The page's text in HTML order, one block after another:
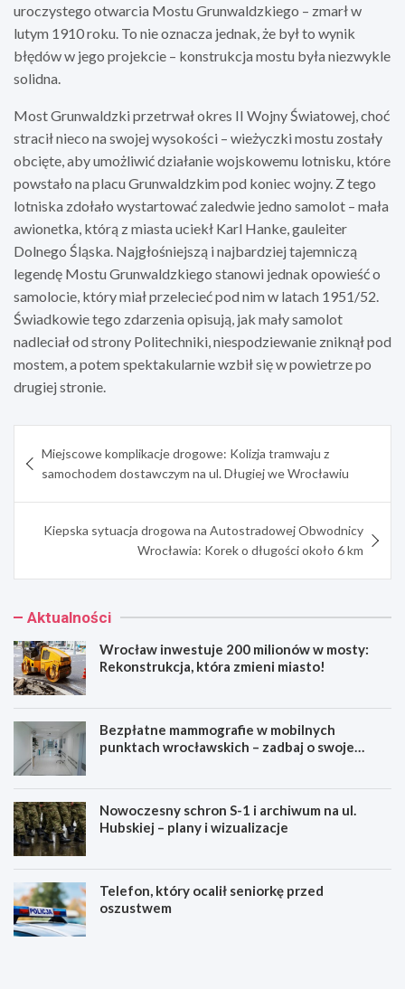
uroczystego otwarcia Mostu Grunwaldzkiego – zmarł w
lutym 1910 roku. To nie oznacza jednak, że był to wynik
błędów w jego projekcie – konstrukcja mostu była niezwykle
solidna.
Most Grunwaldzki przetrwał okres II Wojny Światowej, choć
stracił nieco na swojej wysokości – wieżyczki mostu zostały
obcięte, aby umożliwić działanie wojskowemu lotnisku, które
powstało na placu Grunwaldzkim pod koniec wojny. Z tego
lotniska zdołało wystartować zaledwie jedno samolot – mała
awionetka, którą z miasta uciekł Karl Hanke, gauleiter
Dolnego Śląska. Najgłośniejszą i najbardziej tajemniczą
legendę Mostu Grunwaldzkiego stanowi jednak opowieść o
samolocie, który miał przelecieć pod nim w latach 1951/52.
Świadkowie tego zdarzenia opisują, jak mały samolot
nadleciał od strony Politechniki, niespodziewanie zniknął pod
mostem, a potem spektakularnie wzbił się w powietrze po
drugiej stronie.
wpisu
Miejscowe komplikacje drogowe: Kolizja tramwaju z
samochodem dostawczym na ul. Długiej we Wrocławiu
Kiepska sytuacja drogowa na Autostradowej Obwodnicy
Wrocławia: Korek o długości około 6 km
Aktualności
Wrocław inwestuje 200 milionów w mosty:
Rekonstrukcja, która zmieni miasto!
Bezpłatne mammografie w mobilnych
punktach wrocławskich – zadbaj o swoje
Nowoczesny schron S-1 i archiwum na ul.
Hubskiej – plany i wizualizacje
Telefon, który ocalił seniorkę przed
oszustwem
W
B